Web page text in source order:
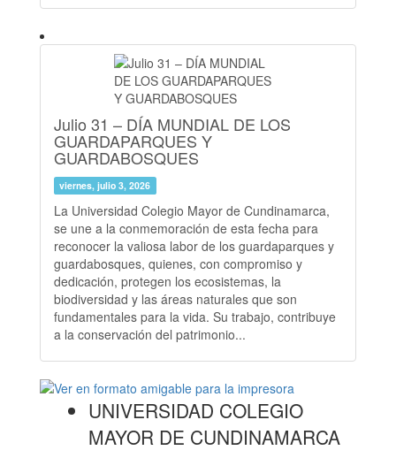
Julio 31 – DÍA MUNDIAL DE LOS
GUARDAPARQUES Y
GUARDABOSQUES
viernes, julio 3, 2026
La Universidad Colegio Mayor de Cundinamarca,
se une a la conmemoración de esta fecha para
reconocer la valiosa labor de los guardaparques y
guardabosques, quienes, con compromiso y
dedicación, protegen los ecosistemas, la
biodiversidad y las áreas naturales que son
fundamentales para la vida. Su trabajo, contribuye
a la conservación del patrimonio...
UNIVERSIDAD COLEGIO
MAYOR DE CUNDINAMARCA